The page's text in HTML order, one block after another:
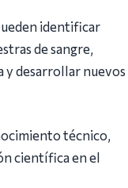
identificar
de sangre,
y desarrollar nuevos
técnico,
científica en el